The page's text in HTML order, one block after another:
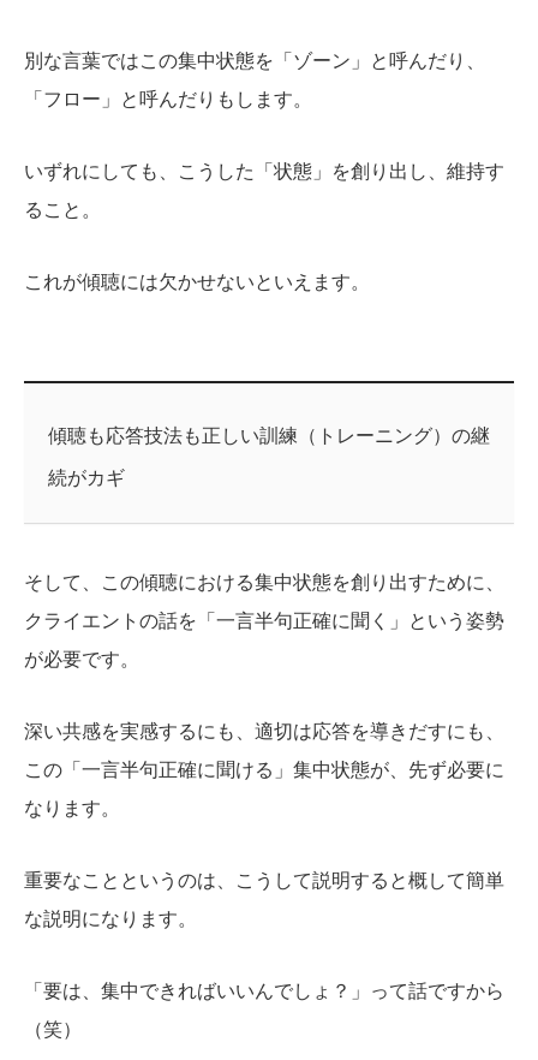
別な言葉ではこの集中状態を「ゾーン」と呼んだり、
「フロー」と呼んだりもします。
いずれにしても、こうした「状態」を創り出し、維持す
ること。
これが傾聴には欠かせないといえます。
傾聴も応答技法も正しい訓練（トレーニング）の継
続がカギ
そして、この傾聴における集中状態を創り出すために、
クライエントの話を「一言半句正確に聞く」という姿勢
が必要です。
深い共感を実感するにも、適切は応答を導きだすにも、
この「一言半句正確に聞ける」集中状態が、先ず必要に
なります。
重要なことというのは、こうして説明すると概して簡単
な説明になります。
「要は、集中できればいいんでしょ？」って話ですから
（笑）